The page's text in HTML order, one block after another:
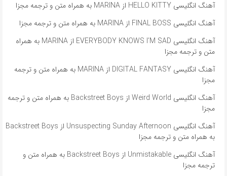
آهنگ انگلیسی HELLO KITTY از MARINA به همراه متن و ترجمه مجزا
آهنگ انگلیسی FINAL BOSS از MARINA به همراه متن و ترجمه مجزا
آهنگ انگلیسی EVERYBODY KNOWS I’M SAD از MARINA به همراه
متن و ترجمه مجزا
آهنگ انگلیسی DIGITAL FANTASY از MARINA به همراه متن و ترجمه
مجزا
آهنگ انگلیسی Weird World از Backstreet Boys به همراه متن و ترجمه
مجزا
آهنگ انگلیسی Unsuspecting Sunday Afternoon از Backstreet Boys
به همراه متن و ترجمه مجزا
آهنگ انگلیسی Unmistakable از Backstreet Boys به همراه متن و
ترجمه مجزا